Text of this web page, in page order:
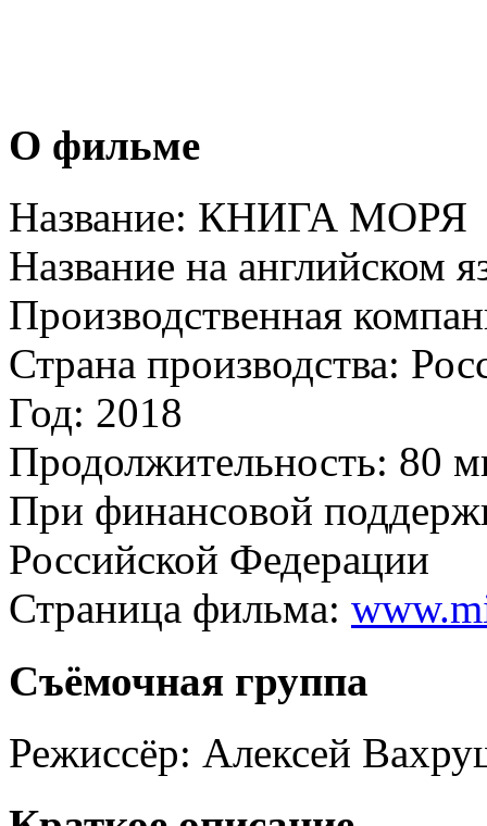
О фильме
Название: КНИГА МОРЯ
Название на английском
Производственная
Страна производства:
Год: 2018
Продолжительность: 80
При финансовой
Российской Федерации
Страница фильма:
Съёмочная группа
Режиссёр: Алексей